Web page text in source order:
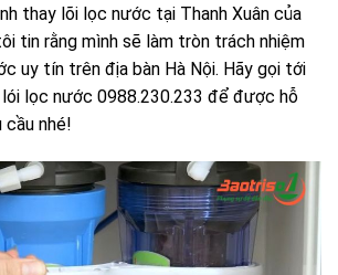
thay lõi lọc nước tại Thanh Xuân của
tin rằng mình sẽ làm tròn trách nhiệm
uy tín trên địa bàn Hà Nội. Hãy gọi tới
lọc nước 0988.230.233 để được hỗ
cầu nhé!